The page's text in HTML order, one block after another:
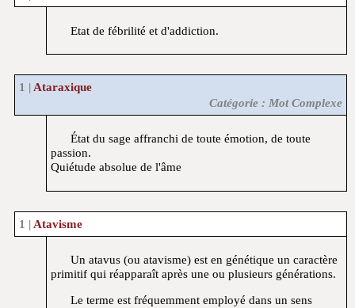
Etat de fébrilité et d'addiction.
Ataraxique
Catégorie : Mot Complexe
État du sage affranchi de toute émotion, de toute
passion.
Quiétude absolue de l'âme
Atavisme
Un atavus (ou atavisme) est en génétique un caractère
primitif qui réapparaît après une ou plusieurs générations.
Le terme est fréquemment employé dans un sens